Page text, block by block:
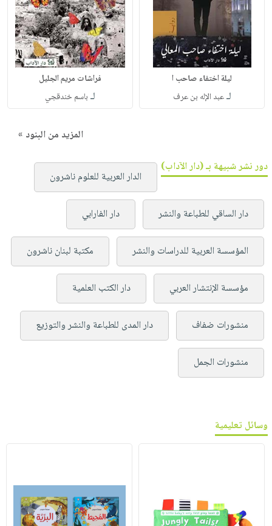
ليلة اختفاء صاحب ا
لـعبد الإله بن عرف
فراشات مريم الجليل
لـ باسم خندقجي
المزيد من البنود »
دور نشر شبيهة بـ (دار الآداب)
الدار العربية للعلوم ناشرون
دار الساقي للطباعة والنشر دار الفارابي
المؤسسة العربية للدراسات والنشر مكتبة لبنان ناشرون
مؤسسة الإنتشار العربي دار الكتب العلمية
منشورات ضفاف دار المدى للطباعة والنشر والتوزيع
منشورات الجمل
وسائل تعليمية